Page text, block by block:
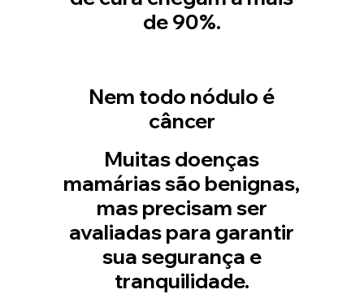
de 90%.
Nem todo nódulo é
câncer
Muitas doenças
mamárias são benignas,
mas precisam ser
avaliadas para garantir
sua segurança e
tranquilidade.